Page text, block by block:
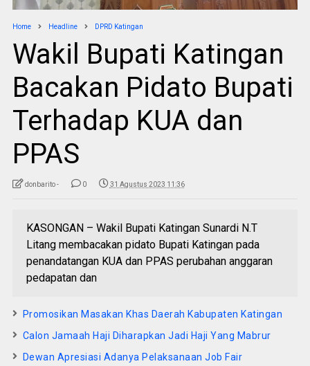
Home Headline DPRD Katingan
Wakil Bupati Katingan
Bacakan Pidato Bupati
Terhadap KUA dan
PPAS
donbarito - 0 31 Agustus 2023 11:36
KASONGAN – Wakil Bupati Katingan Sunardi N.T
Litang membacakan pidato Bupati Katingan pada
penandatangan KUA dan PPAS perubahan anggaran
pedapatan dan
Promosikan Masakan Khas Daerah Kabupaten Katingan
Calon Jamaah Haji Diharapkan Jadi Haji Yang Mabrur
Dewan Apresiasi Adanya Pelaksanaan Job Fair